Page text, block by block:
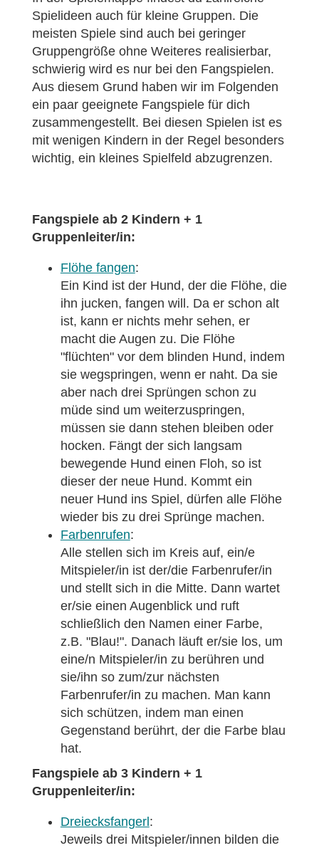
Spielideen auch für kleine Gruppen. Die
meisten Spiele sind auch bei geringer
Gruppengröße ohne Weiteres realisierbar,
schwierig wird es nur bei den Fangspielen.
Aus diesem Grund haben wir im Folgenden
ein paar geeignete Fangspiele für dich
zusammengestellt. Bei diesen Spielen ist es
mit wenigen Kindern in der Regel besonders
wichtig, ein kleines Spielfeld abzugrenzen.
Fangspiele ab 2 Kindern + 1
Gruppenleiter/in:
Flöhe fangen:
Ein Kind ist der Hund, der die Flöhe, die
ihn jucken, fangen will. Da er schon alt
ist, kann er nichts mehr sehen, er
macht die Augen zu. Die Flöhe
"flüchten" vor dem blinden Hund, indem
sie wegspringen, wenn er naht. Da sie
aber nach drei Sprüngen schon zu
müde sind um weiterzuspringen,
müssen sie dann stehen bleiben oder
hocken. Fängt der sich langsam
bewegende Hund einen Floh, so ist
dieser der neue Hund. Kommt ein
neuer Hund ins Spiel, dürfen alle Flöhe
wieder bis zu drei Sprünge machen.
Farbenrufen:
Alle stellen sich im Kreis auf, ein/e
Mitspieler/in ist der/die Farbenrufer/in
und stellt sich in die Mitte. Dann wartet
er/sie einen Augenblick und ruft
schließlich den Namen einer Farbe,
z.B. "Blau!". Danach läuft er/sie los, um
eine/n Mitspieler/in zu berühren und
sie/ihn so zum/zur nächsten
Farbenrufer/in zu machen. Man kann
sich schützen, indem man einen
Gegenstand berührt, der die Farbe blau
hat.
Fangspiele ab 3 Kindern + 1
Gruppenleiter/in:
Dreiecksfangerl :
Jeweils drei Mitspieler/innen bilden die